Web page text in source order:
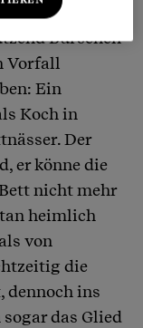
ihrem Mann
Burschen
Vorfall
Ein
Koch in
Der
er könne die
nicht mehr
heimlich
von
die
dennoch ins
das Glied